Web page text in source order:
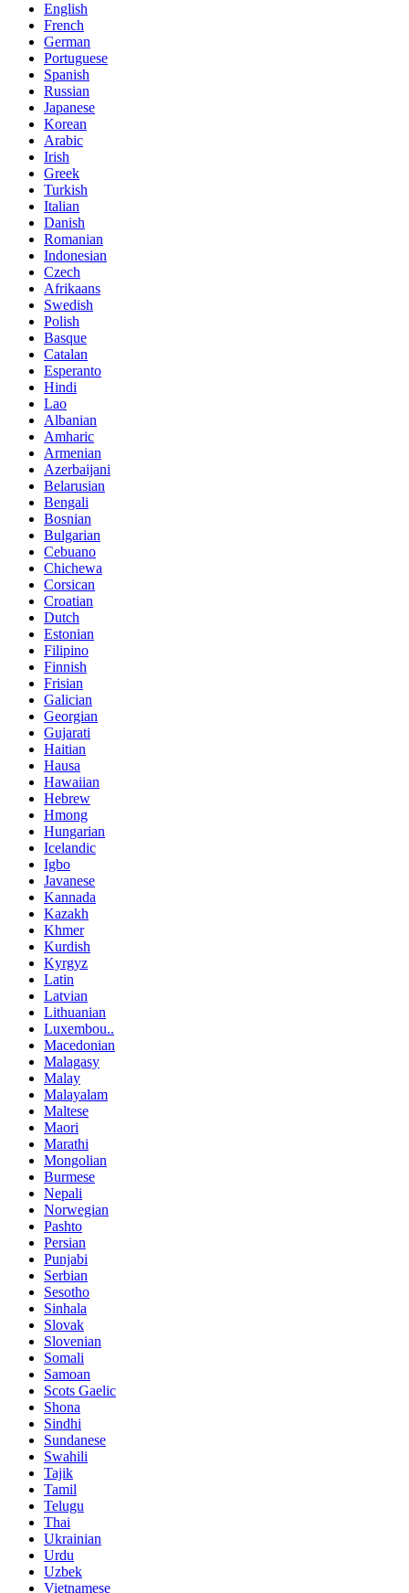
English
French
German
Portuguese
Spanish
Russian
Japanese
Korean
Arabic
Irish
Greek
Turkish
Italian
Danish
Romanian
Indonesian
Czech
Afrikaans
Swedish
Polish
Basque
Catalan
Esperanto
Hindi
Lao
Albanian
Amharic
Armenian
Azerbaijani
Belarusian
Bengali
Bosnian
Bulgarian
Cebuano
Chichewa
Corsican
Croatian
Dutch
Estonian
Filipino
Finnish
Frisian
Galician
Georgian
Gujarati
Haitian
Hausa
Hawaiian
Hebrew
Hmong
Hungarian
Icelandic
Igbo
Javanese
Kannada
Kazakh
Khmer
Kurdish
Kyrgyz
Latin
Latvian
Lithuanian
Luxembou..
Macedonian
Malagasy
Malay
Malayalam
Maltese
Maori
Marathi
Mongolian
Burmese
Nepali
Norwegian
Pashto
Persian
Punjabi
Serbian
Sesotho
Sinhala
Slovak
Slovenian
Somali
Samoan
Scots Gaelic
Shona
Sindhi
Sundanese
Swahili
Tajik
Tamil
Telugu
Thai
Ukrainian
Urdu
Uzbek
Vietnamese